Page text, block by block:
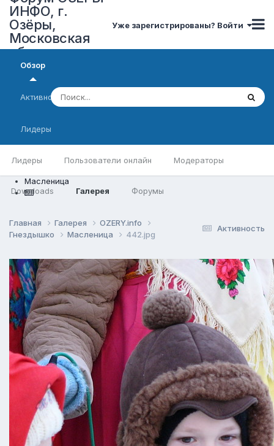
ИНФО, г.
Озёры,
Московская
область
Уже зарегистрированы? Войти
Обзор
Лидеры Пользователи онлайн Модераторы
Downloads Галерея Форумы
Активность
Лидеры
Масленица
Активность
Главная Галерея
OZERY.info
Гнездышко
Масленица 442.jpg